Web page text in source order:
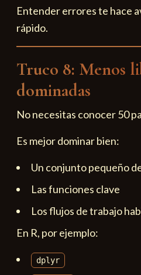
Entender errores te hace
rápido.
Truco 8: Menos
dominadas
No necesitas conocer 50
Es mejor dominar bien:
Un conjunto pequeño
Las funciones clave
Los flujos de trabajo
En R, por ejemplo:
dplyr